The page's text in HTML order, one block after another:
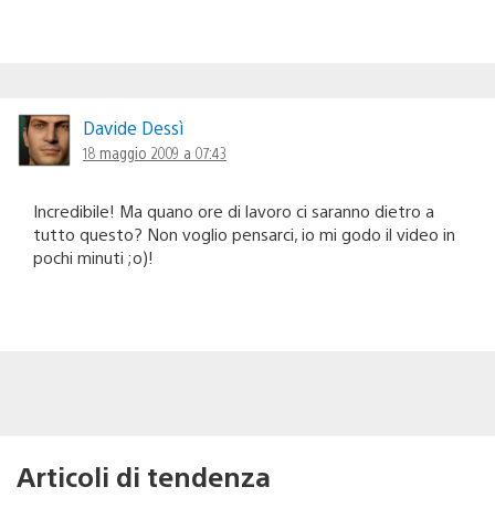
Davide Dessì
18 maggio 2009 a 07:43
Incredibile! Ma quano ore di lavoro ci saranno dietro a
tutto questo? Non voglio pensarci, io mi godo il video in
pochi minuti ;o)!
Articoli di tendenza